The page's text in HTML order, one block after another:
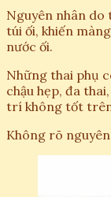
Nguyên nhân do
túi ối, khiến
nước ối.
Những thai phụ
chậu hẹp, đa
trí không tốt trên
Không rõ